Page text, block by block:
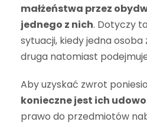
małżeństwa przez
jednego z nich. Dotyczy
sytuacji, kiedy jedna osoba
druga natomiast
Aby uzyskać zwrot
konieczne jest ich
prawo do przedmiotów